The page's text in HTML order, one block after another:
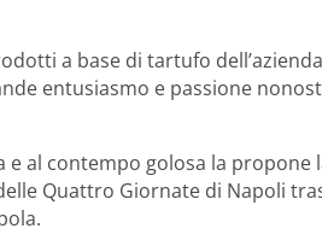
a base di tartufo
entusiasmo e passione
e al contempo golosa la propone
Quattro Giornate di Napoli